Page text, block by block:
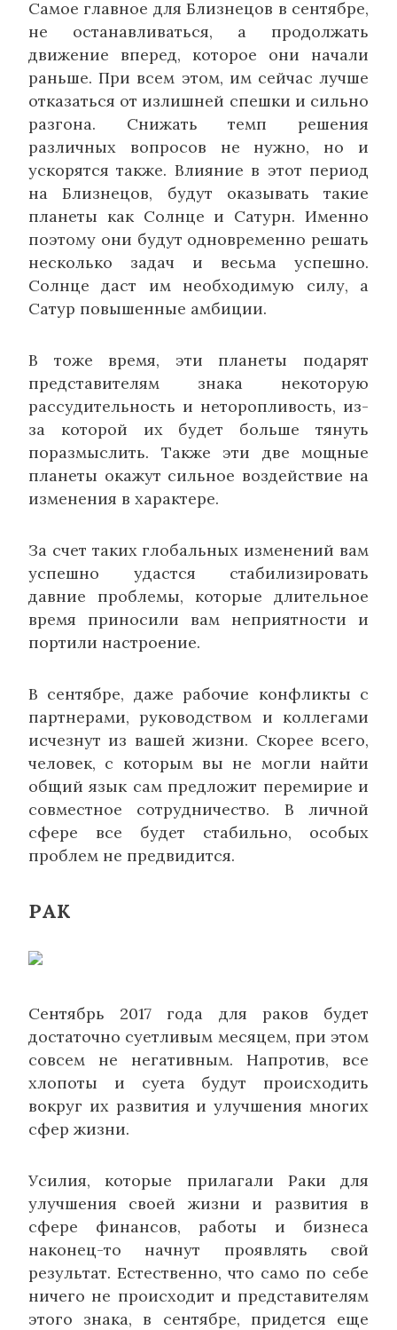
Самое главное для Близнецов в сентябре,
не останавливаться, а продолжать
движение вперед, которое они начали
раньше. При всем этом, им сейчас лучше
отказаться от излишней спешки и сильно
разгона. Снижать темп решения
различных вопросов не нужно, но и
ускорятся также. Влияние в этот период
на Близнецов, будут оказывать такие
планеты как Солнце и Сатурн. Именно
поэтому они будут одновременно решать
несколько задач и весьма успешно.
Солнце даст им необходимую силу, а
Сатур повышенные амбиции.
В тоже время, эти планеты подарят
представителям знака некоторую
рассудительность и неторопливость, из-
за которой их будет больше тянуть
поразмыслить. Также эти две мощные
планеты окажут сильное воздействие на
изменения в характере.
За счет таких глобальных изменений вам
успешно удастся стабилизировать
давние проблемы, которые длительное
время приносили вам неприятности и
портили настроение.
В сентябре, даже рабочие конфликты с
партнерами, руководством и коллегами
исчезнут из вашей жизни. Скорее всего,
человек, с которым вы не могли найти
общий язык сам предложит перемирие и
совместное сотрудничество. В личной
сфере все будет стабильно, особых
проблем не предвидится.
РАК
Сентябрь 2017 года для раков будет
достаточно суетливым месяцем, при этом
совсем не негативным. Напротив, все
хлопоты и суета будут происходить
вокруг их развития и улучшения многих
сфер жизни.
Усилия, которые прилагали Раки для
улучшения своей жизни и развития в
сфере финансов, работы и бизнеса
наконец-то начнут проявлять свой
результат. Естественно, что само по себе
ничего не происходит и представителям
этого знака, в сентябре, придется еще